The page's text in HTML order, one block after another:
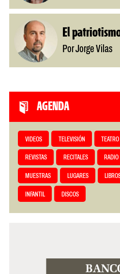
El
Por Jorge Vilas
AGENDA
VIDEOS TELEVISIÓN TEATRO
REVISTAS RECITALES RADIO
MUESTRAS LUGARES
INFANTIL DISCOS